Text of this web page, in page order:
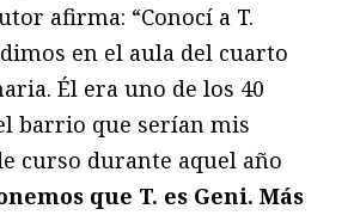
afirma: “Conocí a T.
en el aula del cuarto
Él era uno de los 40
barrio que serían mis
curso durante aquel año
que T. es Geni. Más